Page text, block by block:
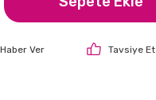
Ver Tavsiye Et